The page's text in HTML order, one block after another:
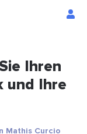
Ihren
und Ihre
Mathis Curcio